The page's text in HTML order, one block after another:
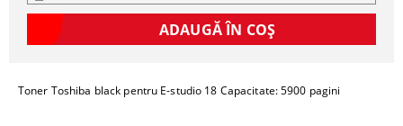
Toner Toshiba black pentru E-studio 18 Capacitate: 5900 pagini